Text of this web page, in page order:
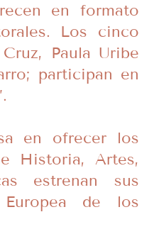
en formato
Los cinco
Paula Uribe
participan en
en ofrecer los
Historia, Artes,
estrenan sus
de los